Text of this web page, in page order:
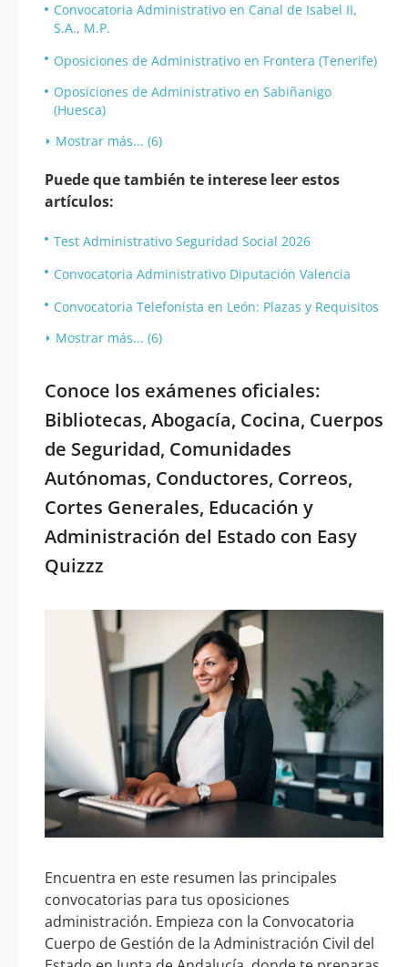
Convocatoria Administrativo en Canal de Isabel II,
S.A., M.P.
Oposiciones de Administrativo en Frontera (Tenerife)
Oposiciones de Administrativo en Sabiñanigo
(Huesca)
Mostrar más... (6)
Puede que también te interese leer estos
artículos:
Test Administrativo Seguridad Social 2026
Convocatoria Administrativo Diputación Valencia
Convocatoria Telefonista en León: Plazas y Requisitos
Mostrar más... (6)
Conoce los exámenes oficiales:
Bibliotecas, Abogacía, Cocina, Cuerpos
de Seguridad, Comunidades
Autónomas, Conductores, Correos,
Cortes Generales, Educación y
Administración del Estado con Easy
Quizzz
Encuentra en este resumen las principales
convocatorias para tus oposiciones
administración. Empieza con la Convocatoria
Cuerpo de Gestión de la Administración Civil del